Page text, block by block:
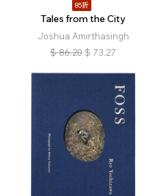
85折
Tales from the City
Joshua Amirthasingh
$ 86.20 $ 73.27